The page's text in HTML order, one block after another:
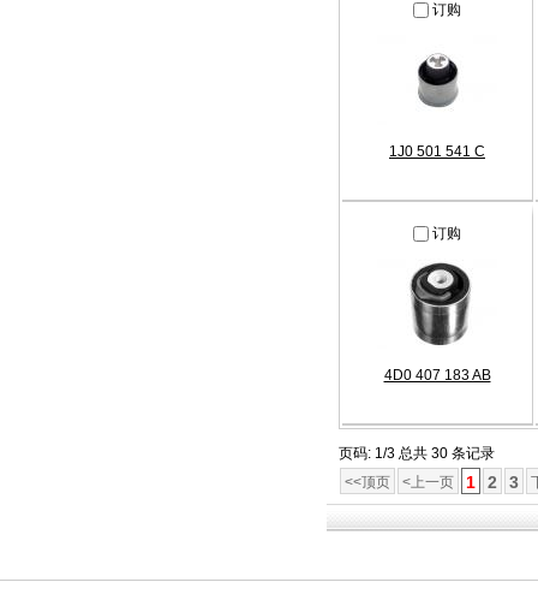
订购
1J0 501 541 C
订购
4D0 407 183 AB
页码: 1/3 总共 30 条记录
<<顶页
<上一页 1 2 3